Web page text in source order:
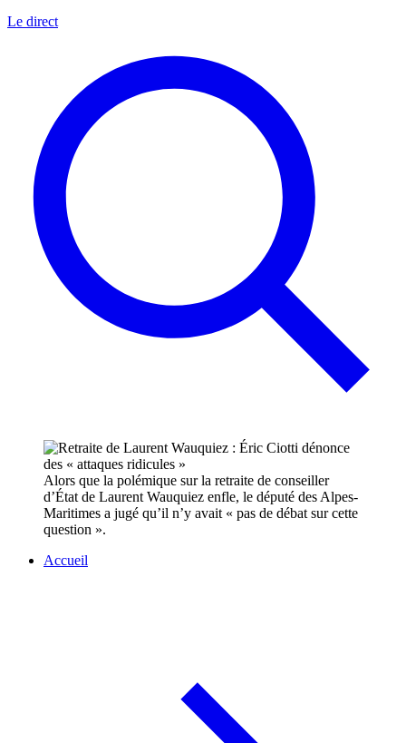
Le direct
Alors que la polémique sur la retraite de conseiller
d’État de Laurent Wauquiez enfle, le député des Alpes-
Maritimes a jugé qu’il n’y avait « pas de débat sur cette
question ».
Accueil